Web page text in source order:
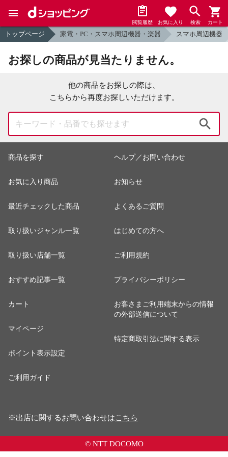
閲覧履歴 お気に入り 検索 カート
トップページ 家電・PC・スマホ周辺機器・楽器 スマホ周辺機器
お探しの商品が見当たりません。
他の商品をお探しの際は、
こちらから再度お探しいただけます。
商品を探す
お気に入り商品
最近チェックした商品
取り扱いジャンル一覧
取り扱い店舗一覧
おすすめ記事一覧
カート
マイページ
ポイント表示設定
ご利用ガイド
ヘルプ／お問い合わせ
お知らせ
よくあるご質問
はじめての方へ
ご利用規約
プライバシーポリシー
お客さまご利用端末からの情報
の外部送信について
特定商取引法に関する表示
※出店に関するお問い合わせはこちら
© NTT DOCOMO